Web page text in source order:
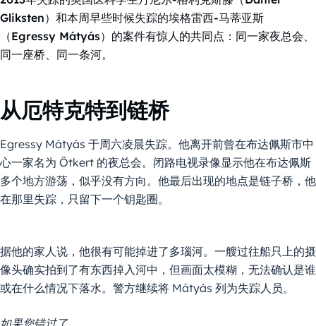
Gliksten）和本周早些时候失踪的埃格雷西-马蒂亚斯
（Egressy Mátyás）的案件有惊人的共同点：同一家夜总会、
同一座桥、同一条河。
从厄特克特到链桥
Egressy Mátyás 于周六凌晨失踪。他离开前曾在布达佩斯市中
心一家名为 Ötkert 的夜总会。闭路电视录像显示他在布达佩斯
多个地方游荡，似乎没有方向。他最后出现的地点是链子桥，他
在那里失踪，只留下一个钥匙圈。
据他的家人说，他很有可能掉进了多瑙河。一艘过往船只上的摄
像头确实拍到了有东西掉入河中，但画面太模糊，无法确认是谁
或在什么情况下落水。警方继续将 Mátyás 列为失踪人员。